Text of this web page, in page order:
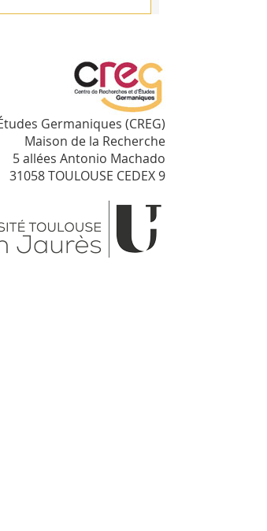
Germaniques (CREG)
Maison de la Recherche
5 allées Antonio Machado
31058 TOULOUSE CEDEX 9